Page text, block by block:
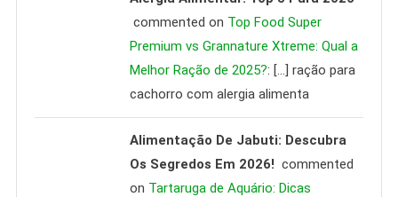
commented on Top Food Super
Premium vs Grannature Xtreme: Qual a
Melhor Ração de 2025?: […] ração para
cachorro com alergia alimenta
Alimentação De Jabuti: Descubra
Os Segredos Em 2026! commented
on Tartaruga de Aquário: Dicas